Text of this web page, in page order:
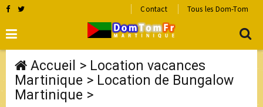
Contact Tous les Dom-Tom
Accueil > Location vacances
Martinique > Location de Bungalow
Martinique >